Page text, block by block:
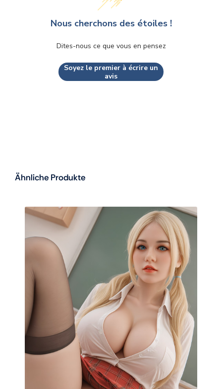
Nous cherchons des étoiles !
Dites-nous ce que vous en pensez
Soyez le premier à écrire un
avis
Ähnliche Produkte